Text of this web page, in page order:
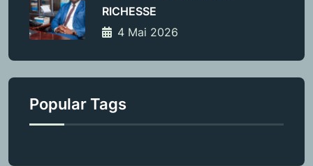
RICHESSE
4 Mai 2026
Popular Tags